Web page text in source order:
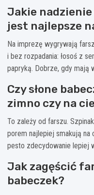
Jakie nadzienie
jest najlepsze
Na imprezę wygrywają
i bez rozpadania: łosoś z
papryką. Dobrze, gdy mają
Czy słone
zimno czy na
To zależy od farszu.
porem najlepiej smakują na
pesto zdecydowanie lepiej
Jak zagęścić
babeczek?